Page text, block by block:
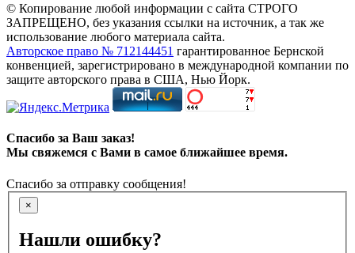
© Копирование любой информации с сайта СТРОГО
ЗАПРЕЩЕНО, без указания ссылки на источник, а так же
использование любого материала сайта.
Авторское право № 712144451 гарантированное Бернской
конвенцией, зарегистрировано в международной компании по
защите авторского права в США, Нью Йорк.
Спасибо за Ваш заказ!
Мы свяжемся с Вами в самое ближайшее время.
Спасибо за отправку сообщения!
×
Нашли ошибку?